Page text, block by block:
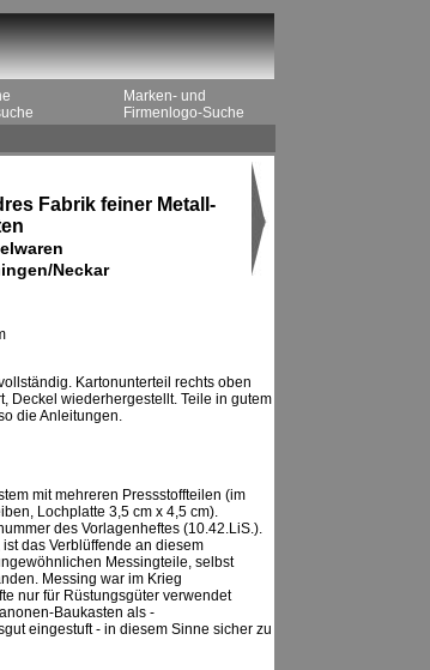
Marken- und
Firmenlogo-Suche
Fabrik feiner Metall-
Neckar
Kartonunterteil rechts oben
Deckel wiederhergestellt. Teile in gutem
die Anleitungen.
mit mehreren Pressstoffteilen (im
Lochplatte 3,5 cm x 4,5 cm).
des Vorlagenheftes (10.42.LiS.).
das Verblüffende an diesem
Messingteile, selbst
Messing war im Krieg
nur für Rüstungsgüter verwendet
Baukasten als -
eingestuft - in diesem Sinne sicher zu